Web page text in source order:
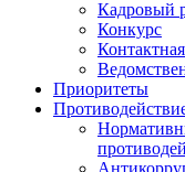
Кадровый
Конкурс
Приоритеты